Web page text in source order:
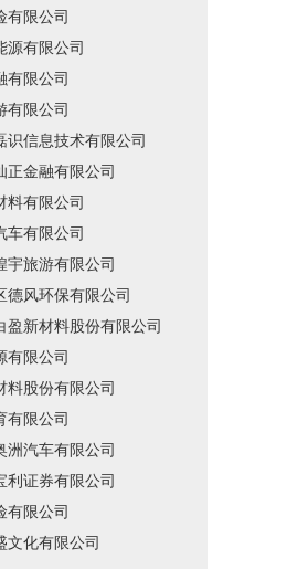
有限公司
源有限公司
有限公司
有限公司
识信息技术有限公司
正金融有限公司
料有限公司
车有限公司
宇旅游有限公司
德风环保有限公司
盈新材料股份有限公司
有限公司
料股份有限公司
有限公司
洲汽车有限公司
利证券有限公司
有限公司
文化有限公司